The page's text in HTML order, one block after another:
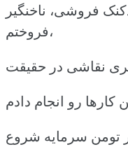
فروشی، ناخنگیر
فروختم،
تومن سرمایه شروع